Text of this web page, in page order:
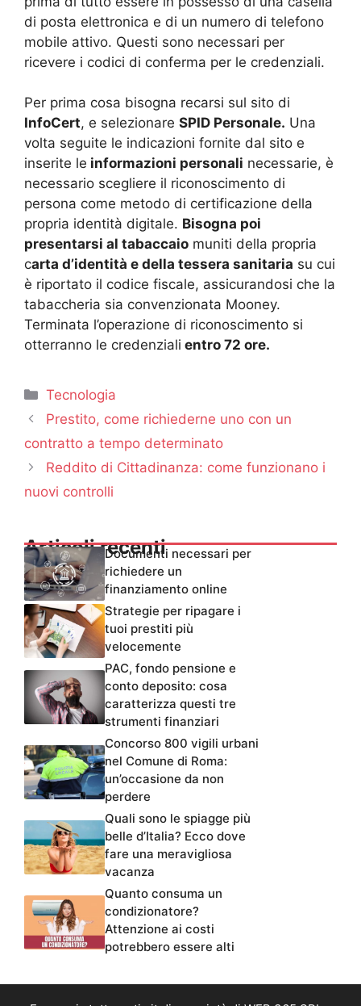
di posta elettronica e di un numero di telefono
mobile attivo. Questi sono necessari per
ricevere i codici di conferma per le credenziali.
Per prima cosa bisogna recarsi sul sito di
InfoCert, e selezionare SPID Personale. Una
volta seguite le indicazioni fornite dal sito e
inserite le informazioni personali necessarie, è
necessario scegliere il riconoscimento di
persona come metodo di certificazione della
propria identità digitale. Bisogna poi
presentarsi al tabaccaio muniti della propria
carta d’identità e della tessera sanitaria su cui
è riportato il codice fiscale, assicurandosi che la
tabaccheria sia convenzionata Mooney.
Terminata l’operazione di riconoscimento si
otterranno le credenziali entro 72 ore.
Categorie
Tecnologia
Prestito, come richiederne uno con un
contratto a tempo determinato
Reddito di Cittadinanza: come funzionano i
nuovi controlli
Articoli recentiDocumenti necessari per
richiedere un
finanziamento online
Strategie per ripagare i
tuoi prestiti più
velocemente
PAC, fondo pensione e
conto deposito: cosa
caratterizza questi tre
strumenti finanziari
Concorso 800 vigili urbani
nel Comune di Roma:
un’occasione da non
perdere
Quali sono le spiagge più
belle d’Italia? Ecco dove
fare una meravigliosa
vacanza
Quanto consuma un
condizionatore?
Attenzione ai costi
potrebbero essere alti